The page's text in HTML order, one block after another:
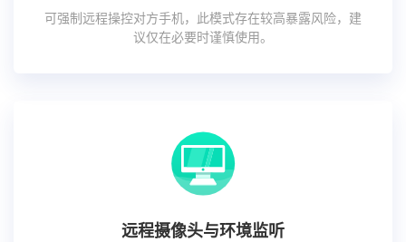
可强制远程操控对方手机，此模式存在较高暴露风险，建
议仅在必要时谨慎使用。
远程摄像头与环境监听